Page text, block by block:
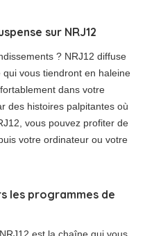
sur NRJ12
? NRJ12 diffuse
vous tiendront en haleine
dans votre
des histoires palpitantes où
vous pouvez profiter de
votre ordinateur ou votre
les programmes de